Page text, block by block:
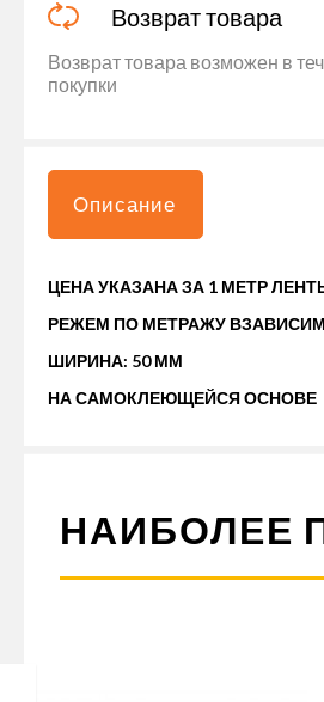
Возврат товара
Возврат товара возможен в
покупки
Описание
ЦЕНА УКАЗАНА ЗА 1 МЕТР
РЕЖЕМ ПО МЕТРАЖУ
ШИРИНА: 50 ММ
НА САМОКЛЕЮЩЕЙСЯ ОСНОВЕ
НАИБОЛЕЕ